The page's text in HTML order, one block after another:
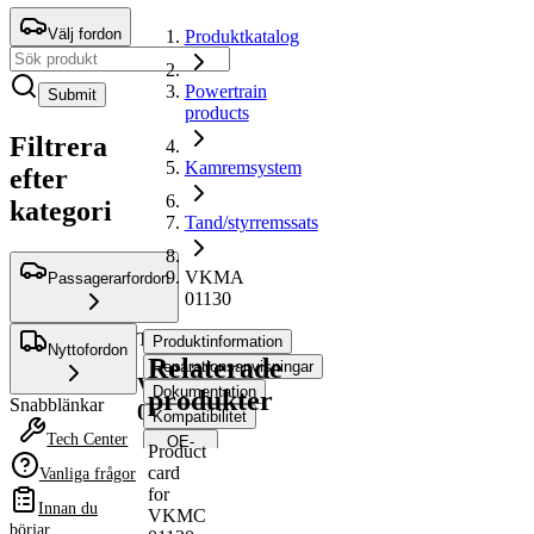
Välj fordon
Submit
Filtrera
efter
kategori
Passagerarfordon
Nyttofordon
Snabblänkar
Tech Center
Vanliga frågor
Innan du
börjar
Produktkatalog
Powertrain
products
Kamremsystem
Tand/styrremssats
VKMA
01130
Tand/styrremssats
VKMA
01130
Produktinformation
Reparationsanvisningar
Dokumentation
Kompatibilitet
OE-
nummer
Produktinformation
Relaterade
produkter
Product
card
for
VKMC